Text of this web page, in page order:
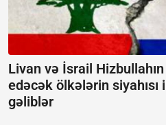
Livan və İsrail
edəcək ölkələrin siyahısı
gəliblər